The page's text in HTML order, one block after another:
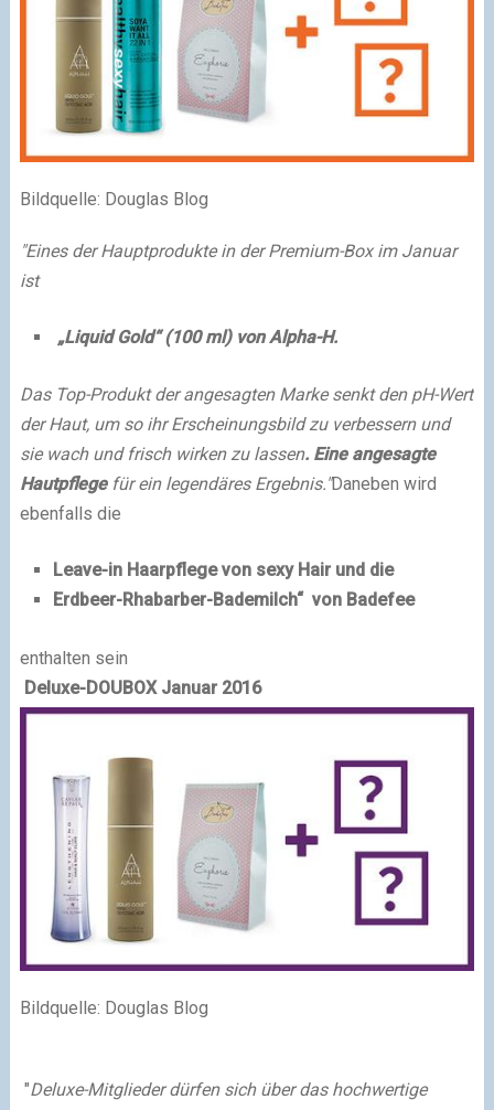
Bildquelle: Douglas Blog
"Eines der Hauptprodukte in der Premium-Box im Januar
ist
„Liquid Gold“ (100 ml) von Alpha-H.
Das Top-Produkt der angesagten Marke senkt den pH-Wert
der Haut, um so ihr Erscheinungsbild zu verbessern und
sie wach und frisch wirken zu lassen. Eine angesagte
Hautpflegefür ein legendäres Ergebnis."Daneben wird
ebenfalls die
Leave-in Haarpflege von sexy Hair und die
Erdbeer-Rhabarber-Bademilch“ von Badefee
enthalten sein
Deluxe-DOUBOX Januar 2016
Bildquelle: Douglas Blog
"Deluxe-Mitglieder dürfen sich über das hochwertige